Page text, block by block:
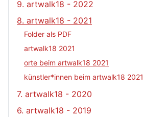
9. artwalk18 - 2022
8. artwalk18 - 2021
Folder als PDF
artwalk18 2021
orte beim artwalk18 2021
künstler*innen beim artwalk18 2021
7. artwalk18 - 2020
6. artwalk18 - 2019